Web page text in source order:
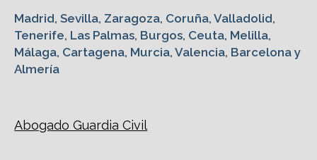
Madrid, Sevilla, Zaragoza, Coruña, Valladolid,
Tenerife, Las Palmas, Burgos, Ceuta, Melilla,
Málaga, Cartagena, Murcia, Valencia, Barcelona y
Almería
Abogado Guardia Civil